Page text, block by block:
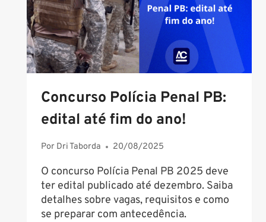
ALFACON
CONCURSOS
Concurso Polícia Penal PB:
edital até fim do ano!
Por Dri Taborda 20/08/2025
O concurso Polícia Penal PB 2025 deve
ter edital publicado até dezembro. Saiba
detalhes sobre vagas, requisitos e como
se preparar com antecedência.